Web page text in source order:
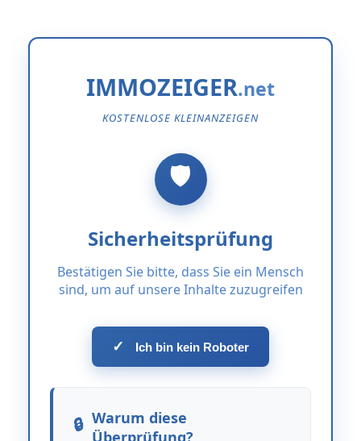
IMMOZEIGER
KOSTENLOSE KLEINANZEIGEN
Sicherheitsprüfung
Bestätigen Sie bitte, dass Sie ein Mensch
sind, um auf unsere Inhalte zuzugreifen
✓ Ich bin kein Roboter
Warum diese
Überprüfung?